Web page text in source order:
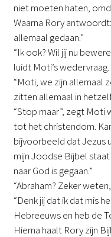
niet moeten haten,
Waarna Rory
allemaal gedaan.”
“Ik ook? Wil jij nu
luidt Moti’s wedervraag.
“Moti, we zijn allemaal
zitten allemaal in
“Stop maar”, zegt Moti
tot het christendom.
bijvoorbeeld dat Jezus
mijn Joodse Bijbel
naar God is gegaan.”
“Abraham? Zeker
“Denk jij dat ik dat mis
Hebreeuws en heb de
Hierna haalt Rory zijn